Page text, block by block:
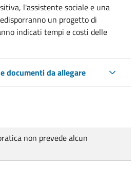
l'assistente sociale e una
un progetto di
indicati tempi e costi delle
documenti da allegare
non prevede alcun